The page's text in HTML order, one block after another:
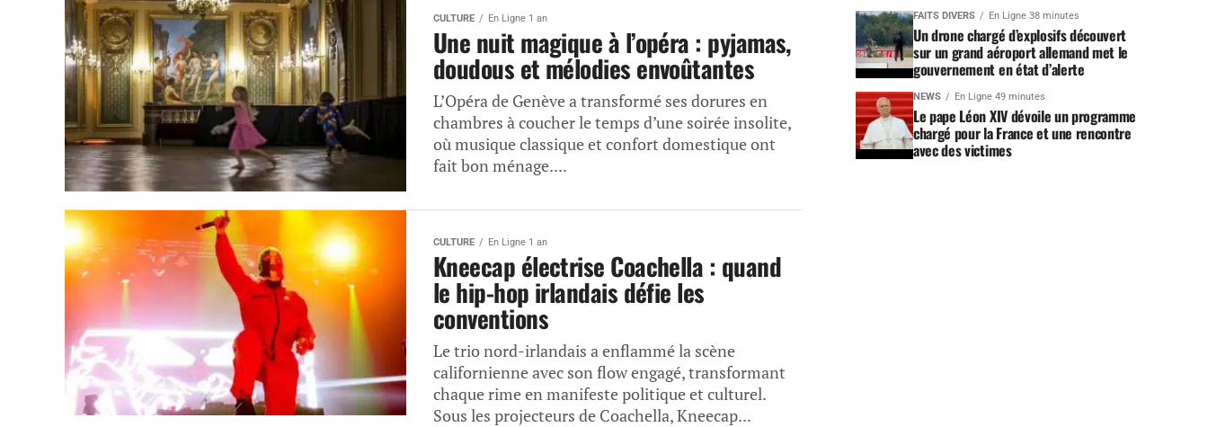
CULTURE En Ligne 1 an
Une nuit magique à l’opéra : pyjamas,
doudous et mélodies envoûtantes
L’Opéra de Genève a transformé ses dorures en
chambres à coucher le temps d’une soirée insolite,
où musique classique et confort domestique ont
fait bon ménage....
CULTURE En Ligne 1 an
Kneecap électrise Coachella : quand
le hip-hop irlandais défie les
conventions
Le trio nord-irlandais a enflammé la scène
californienne avec son flow engagé, transformant
chaque rime en manifeste politique et culturel.
Sous les projecteurs de Coachella, Kneecap...
FAITS DIVERS En Ligne 38 minutes
Un drone chargé d’explosifs découvert
sur un grand aéroport allemand met le
gouvernement en état d’alerte
NEWS En Ligne 49 minutes
Le pape Léon XIV dévoile un programme
chargé pour la France et une rencontre
avec des victimes